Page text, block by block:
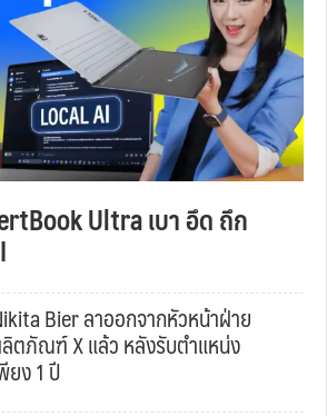
Ultra เบา อึด ถึก
Bier ลาออกจากหัวหน้าฝ่าย
ตภัณฑ์ X แล้ว หลังรับตำแหน่ง
ยง 1 ปี